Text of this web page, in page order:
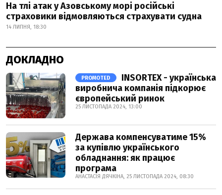
На тлі атак у Азовському морі російські
страховики відмовляються страхувати судна
14 ЛИПНЯ, 18:30
ДОКЛАДНО
PROMOTED
INSORTEX - українська
виробнича компанія підкорює
європейський ринок
25 ЛИСТОПАДА 2024, 13:00
Держава компенсуватиме 15%
за купівлю українського
обладнання: як працює
програма
АНАСТАСІЯ ДЯЧКІНА, 25 ЛИСТОПАДА 2024, 08:30